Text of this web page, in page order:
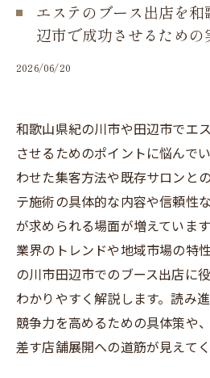
エステのブース出店を
辺市で成功させるための
2026/06/20
和歌山県紀の川市や田辺市でエ
させるためのポイントに悩んで
わせた集客方法や既存サロンと
テ施術の具体的な内容や信頼性
が求められる場面が増えていま
業界のトレンドや地域市場の特
の川市田辺市でのブース出店に
わかりやすく解説します。読み
競争力を高めるための具体策や
差す店舗展開への道筋が見えてく